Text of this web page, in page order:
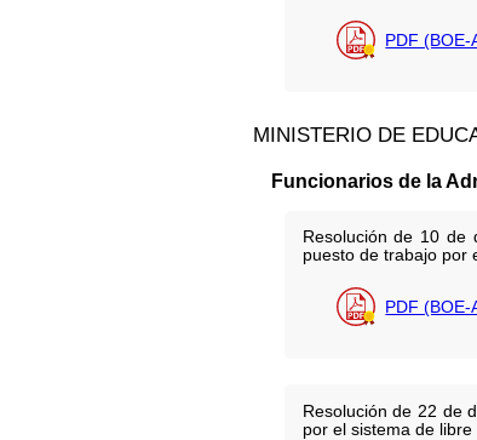
PDF (BOE-
MINISTERIO DE
Funcionarios de la
Resolución de 10 de
puesto de trabajo por
PDF
Resolución de 22 de
por el sistema de